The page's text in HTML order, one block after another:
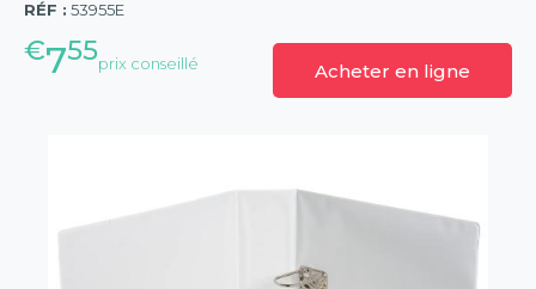
BOOKS
&
PADS
POINTS
DE
VENTE
nouvelle
gamme
RÉF : 53955E
€755prix conseillé Acheter en ligne